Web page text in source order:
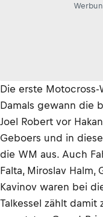
Die erste Motocross-
Damals gewann die
Joel Robert vor
Geboers und in
die WM aus. Auch
Falta, Miroslav
Kavinov waren bei
Talkessel zählt